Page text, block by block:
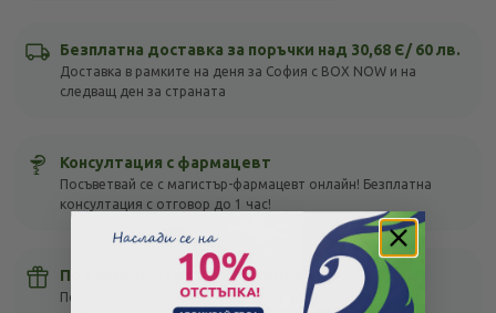
Безплатна доставка за поръчки над 30,68 Є/ 60 лв.
Доставка в рамките на деня за София с BOX NOW и на
следващ ден за страната
Консултация с фармацевт
Посъветвай се с магистър-фармацевт онлайн! Безплатна
консултация с отговор до 1 час!
Подарък мостра с всяка поръчка
Получи подарък с всяка своя покупка, без оглед на